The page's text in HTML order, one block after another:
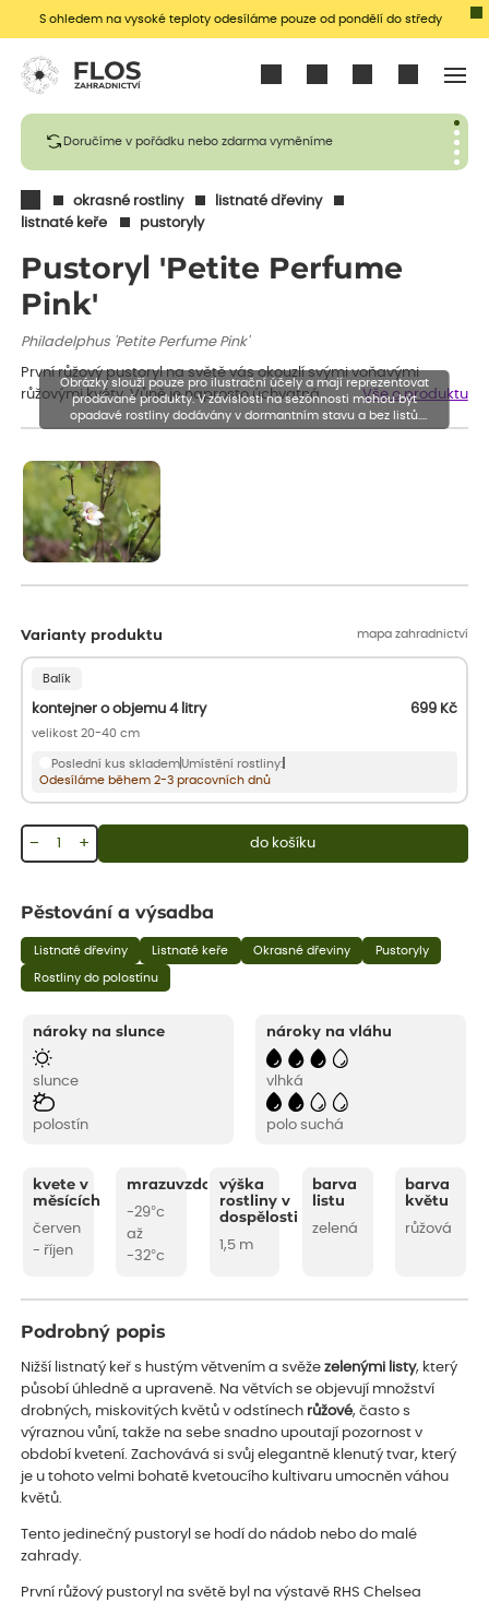
S ohledem na vysoké teploty odesíláme pouze od pondělí do středy
Doručíme v pořádku nebo zdarma vyměníme
okrasné rostliny
listnaté dřeviny
listnaté keře
pustoryly
Pustoryl 'Petite Perfume
Pink'
Philadelphus 'Petite Perfume Pink'
První růžový pustoryl na světě vás okouzlí svými voňavými
růžovými květy. Vůně je naprosto úchvatná.
Vše o produktu
Varianty produktu mapa zahradnictví
Balík
kontejner o objemu 4 litry 699 Kč
velikost 20-40 cm
Poslední kus sklademUmístění rostliny:
Odesíláme během 2-3 pracovních dnů
+
− do košíku
Obrázky slouží pouze pro ilustrační účely a mají reprezentovat
prodávané produkty. V závislosti na sezónnosti mohou být
opadavé rostliny dodávány v dormantním stavu a bez listů.
Rostliny mohou být také sestřiženy níže, než je uvedená výška,
Pěstování a výsadba
Listnaté dřeviny Listnaté keře Okrasné dřeviny Pustoryly
Rostliny do polostínu
nároky na slunce
slunce
polostín
nároky na vláhu
vlhká
polo suchá
kvete v
měsících
červen
- říjen
mrazuvzdornost
-29°c
až
-32°c
výška
rostliny v
dospělosti
1,5 m
barva
listu
zelená
barva
květu
růžová
Podrobný popis
Nižší listnatý keř s hustým větvením a svěžezelenými listy, který
působí úhledně a upraveně. Na větvích se objevují množství
drobných, miskovitých květů v odstínech růžové, často s
výraznou vůní, takže na sebe snadno upoutají pozornost v
období kvetení. Zachovává si svůj elegantně klenutý tvar, který
je u tohoto velmi bohatě kvetoucího kultivaru umocněn váhou
květů.
Tento jedinečný pustoryl se hodí do nádob nebo do malé
zahrady.
První růžový pustoryl na světě byl na výstavě RHS Chelsea